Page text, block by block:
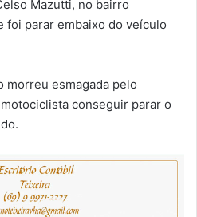
Mazutti, no bairro
foi parar embaixo do veículo
morreu esmagada pelo
conseguir parar o